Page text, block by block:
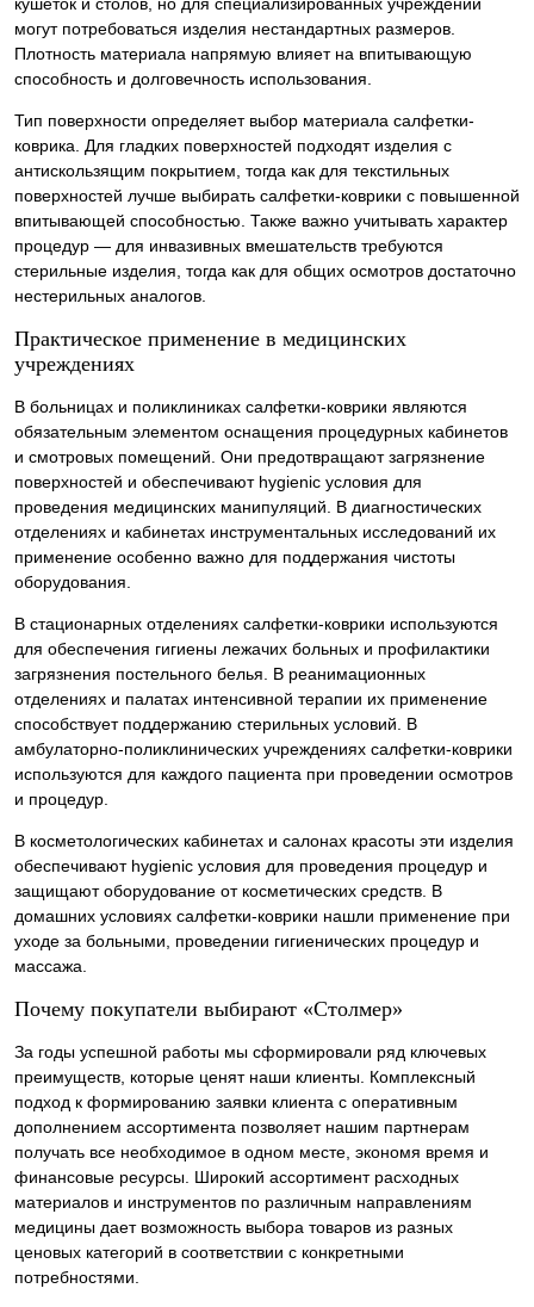
могут потребоваться изделия нестандартных размеров.
Плотность материала напрямую влияет на впитывающую
способность и долговечность использования.
Тип поверхности определяет выбор материала салфетки-
коврика. Для гладких поверхностей подходят изделия с
антискользящим покрытием, тогда как для текстильных
поверхностей лучше выбирать салфетки-коврики с повышенной
впитывающей способностью. Также важно учитывать характер
процедур — для инвазивных вмешательств требуются
стерильные изделия, тогда как для общих осмотров достаточно
нестерильных аналогов.
Практическое применение в медицинских
учреждениях
В больницах и поликлиниках салфетки-коврики являются
обязательным элементом оснащения процедурных кабинетов
и смотровых помещений. Они предотвращают загрязнение
поверхностей и обеспечивают hygienic условия для
проведения медицинских манипуляций. В диагностических
отделениях и кабинетах инструментальных исследований их
применение особенно важно для поддержания чистоты
оборудования.
В стационарных отделениях салфетки-коврики используются
для обеспечения гигиены лежачих больных и профилактики
загрязнения постельного белья. В реанимационных
отделениях и палатах интенсивной терапии их применение
способствует поддержанию стерильных условий. В
амбулаторно-поликлинических учреждениях салфетки-коврики
используются для каждого пациента при проведении осмотров
и процедур.
В косметологических кабинетах и салонах красоты эти изделия
обеспечивают hygienic условия для проведения процедур и
защищают оборудование от косметических средств. В
домашних условиях салфетки-коврики нашли применение при
уходе за больными, проведении гигиенических процедур и
массажа.
Почему покупатели выбирают «Столмер»
За годы успешной работы мы сформировали ряд ключевых
преимуществ, которые ценят наши клиенты. Комплексный
подход к формированию заявки клиента с оперативным
дополнением ассортимента позволяет нашим партнерам
получать все необходимое в одном месте, экономя время и
финансовые ресурсы. Широкий ассортимент расходных
материалов и инструментов по различным направлениям
медицины дает возможность выбора товаров из разных
ценовых категорий в соответствии с конкретными
потребностями.